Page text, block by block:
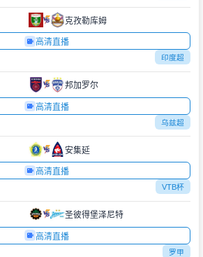
克孜勒库姆
高清直播
印度超
邦加罗尔
高清直播
乌兹超
安集延
高清直播
VTB杯
圣彼得堡泽尼特
高清直播
罗甲